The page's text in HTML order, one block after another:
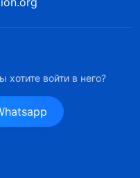
войти в него?